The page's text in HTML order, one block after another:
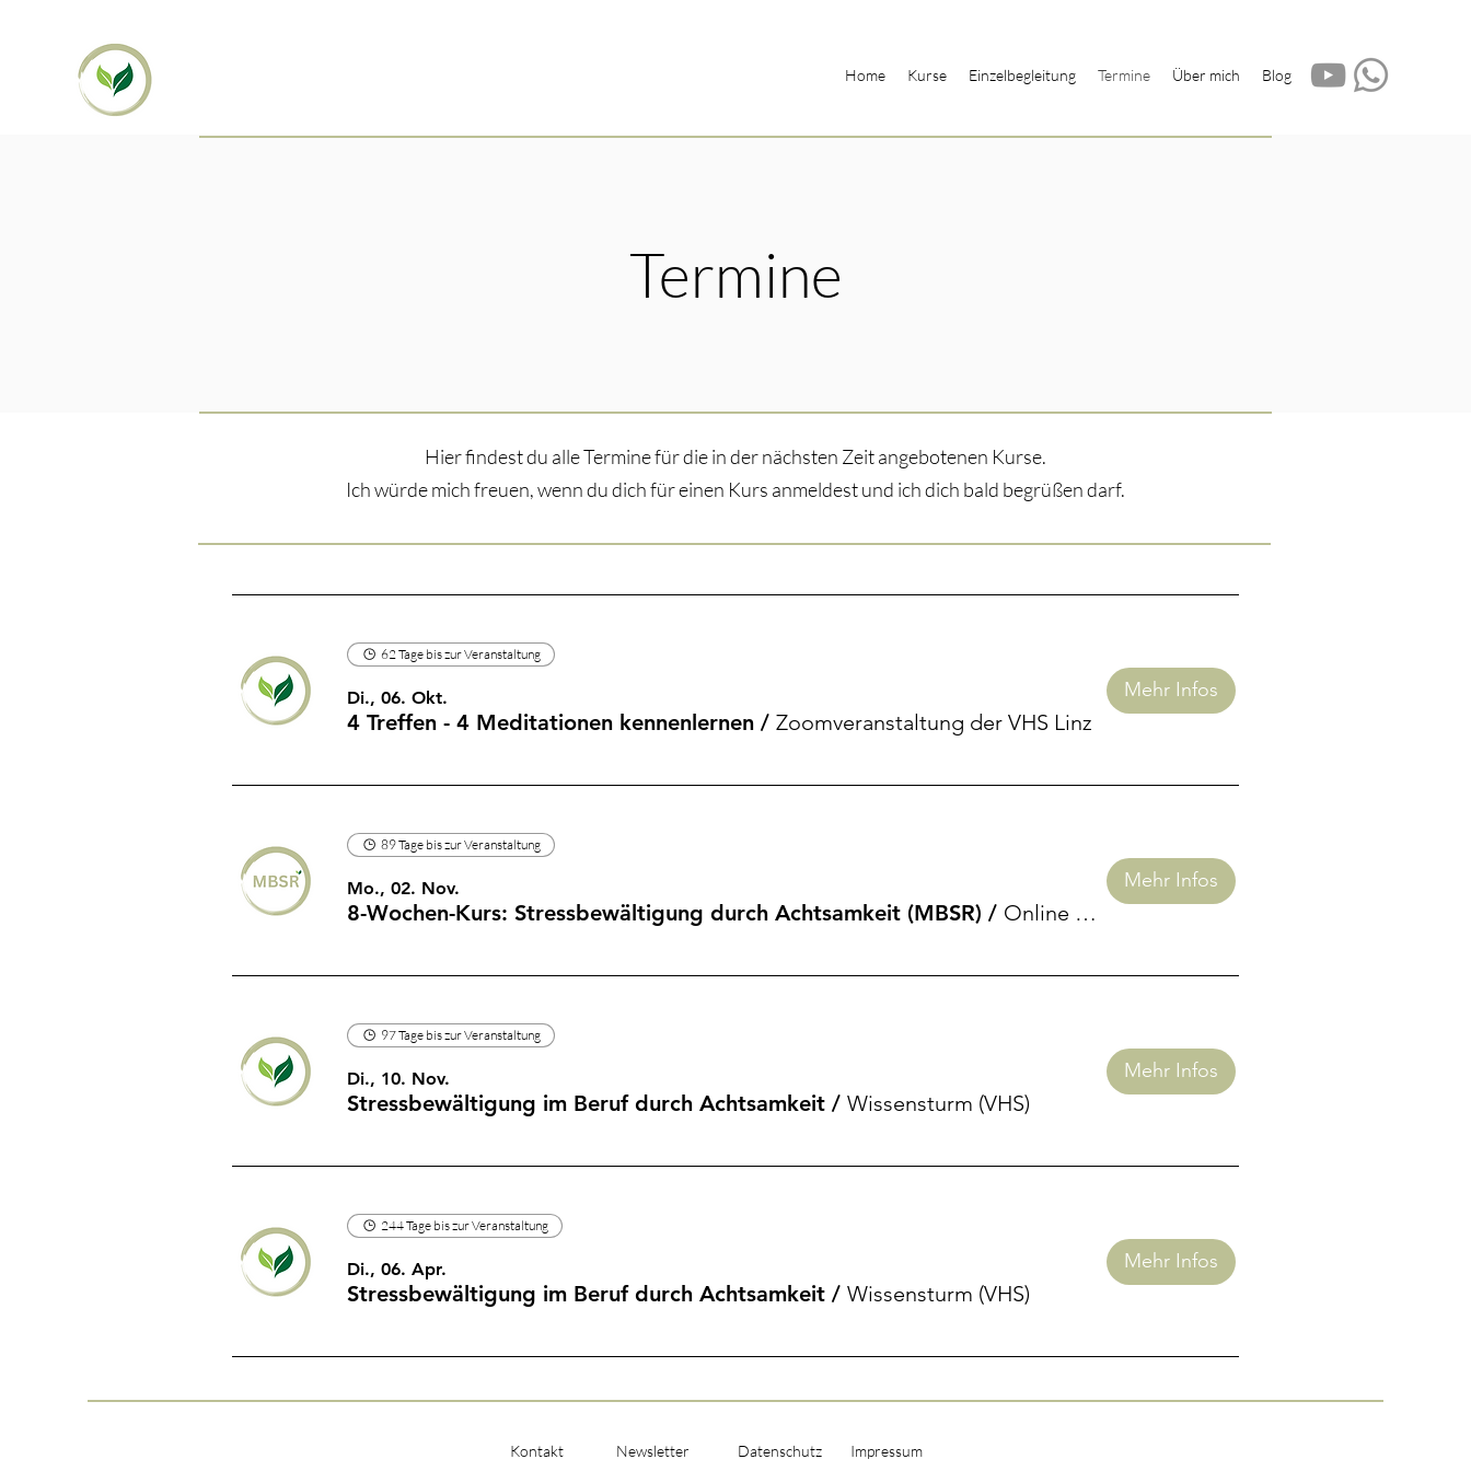
Home Kurse Einzelbegleitung Termine Über mich Blog
Termine
Hier findest du alle Termine für die in der nächsten Zeit angebotenen Kurse.
Ich würde mich freuen, wenn du dich für einen Kurs anmeldest und ich dich bald begrüßen darf.
62 Tage bis zur Veranstaltung
Di., 06. Okt.
4 Treffen - 4 Meditationen kennenlernen / Zoomveranstaltung der VHS Linz
Mehr Infos
89 Tage bis zur Veranstaltung
Mo., 02. Nov.
8-Wochen-Kurs: Stressbewältigung durch Achtsamkeit (MBSR) / Online via Zoom
Mehr Infos
97 Tage bis zur Veranstaltung
Di., 10. Nov.
Stressbewältigung im Beruf durch Achtsamkeit / Wissensturm (VHS)
Mehr Infos
244 Tage bis zur Veranstaltung
Di., 06. Apr.
Stressbewältigung im Beruf durch Achtsamkeit / Wissensturm (VHS)
Mehr Infos
Kontakt Newsletter Datenschutz Impressum